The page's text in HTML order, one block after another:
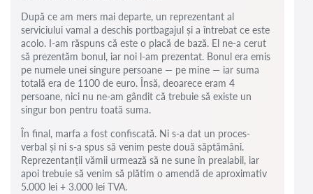
După ce am mers mai departe, un reprezentant al
serviciului vamal a deschis portbagajul și a întrebat ce este
acolo. I-am răspuns că este o placă de bază. El ne-a cerut
să prezentăm bonul, iar noi l-am prezentat. Bonul era emis
pe numele unei singure persoane — pe mine — iar suma
totală era de 1100 de euro. Însă, deoarece eram 4
persoane, nici nu ne-am gândit că trebuie să existe un
singur bon pentru toată suma.
În final, marfa a fost confiscată. Ni s-a dat un proces-
verbal și ni s-a spus să venim peste două săptămâni.
Reprezentanții vămii urmează să ne sune în prealabil, iar
apoi trebuie să venim să plătim o amendă de aproximativ
5.000 lei + 3.000 lei TVA.